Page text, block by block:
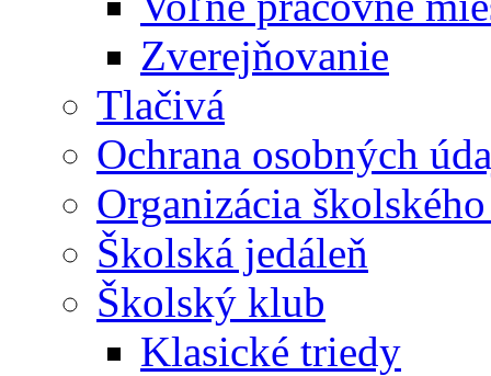
Zverejňovanie
Tlačivá
Ochrana osobných
Organizácia
Školská jedáleň
Školský klub
Klasické triedy